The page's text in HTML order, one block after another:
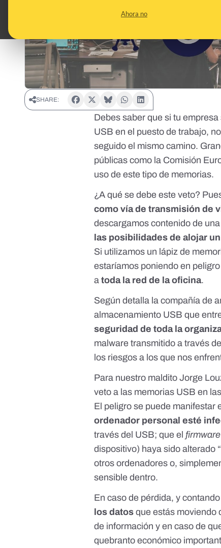
Ahora no
SHARE:
Debes saber que si tu
USB en el puesto de trabajo,
seguido el mismo camino.
públicas como la Comisión
uso de este tipo de memorias.
¿A qué se debe este veto?
como vía de transmisión de
descargamos contenido de
las posibilidades de alojar
Si utilizamos un lápiz de
estaríamos poniendo en
atoda la red de la oficina.
Según detalla la compañía de
almacenamiento USB que
seguridad de toda la
malware transmitido a través
los riesgos a los que nos
Para nuestro maldito Jorge
veto a las memorias USB en
El peligro se puede manifestar
ordenador personal esté
través del USB; que el firmware
dispositivo) haya sido alterado
otros ordenadores o,
sensible dentro.
En caso de pérdida, y
los datos que estás moviendo
de información y en caso de
quebranto económico